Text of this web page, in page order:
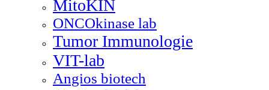
MitoKIN
ONCOkinase lab
Tumor Immunologie
VIT-lab
Angios biotech